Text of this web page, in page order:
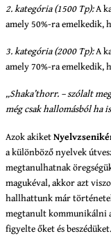
2. kategória (1500 Tp):A
amely 50%-ra emelkedik,
3. kategória (2000 Tp):A
amely 70%-ra emelkedik,
„Shaka’thorr. – szólalt
még csak hallomásból ha
Azok akiket
a különböző nyelvek
megtanulhatnak
magukéval, akkor azt
hallhattunk már
megtanult kommunikálni
figyelte őket és beszédüket.